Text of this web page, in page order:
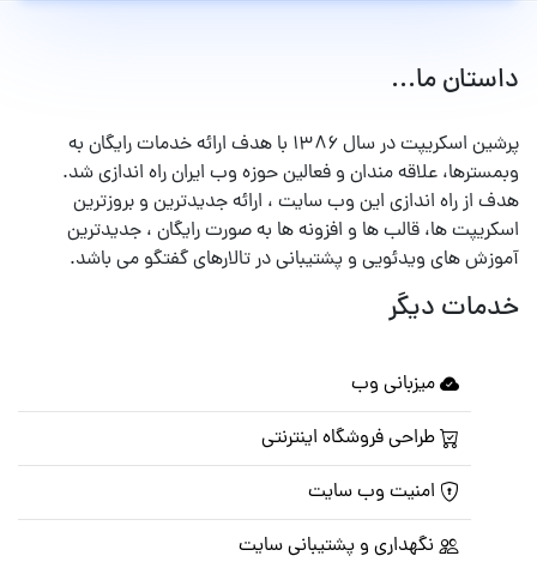
داستان ما...
پرشین اسکریپت در سال ۱۳۸۶ با هدف ارائه خدمات رایگان به
وبمسترها، علاقه مندان و فعالین حوزه وب ایران راه اندازی شد.
هدف از راه اندازی این وب سایت ، ارائه جدیدترین و بروزترین
اسکریپت ها، قالب ها و افزونه ها به صورت رایگان ، جدیدترین
آموزش های ویدئویی و پشتیبانی در تالارهای گفتگو می باشد.
خدمات دیگر
میزبانی وب
طراحی فروشگاه اینترنتی
امنیت وب سایت
نگهداری و پشتیبانی سایت